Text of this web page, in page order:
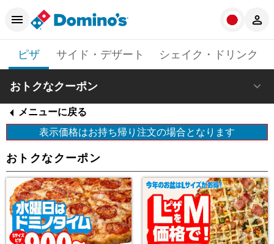
ピザ
おトクなクーポン
サイド・デザート シェイク・ドリンク
メニューに戻る
表示価格はお持ち帰り注文の場合となります
おトクなクーポン